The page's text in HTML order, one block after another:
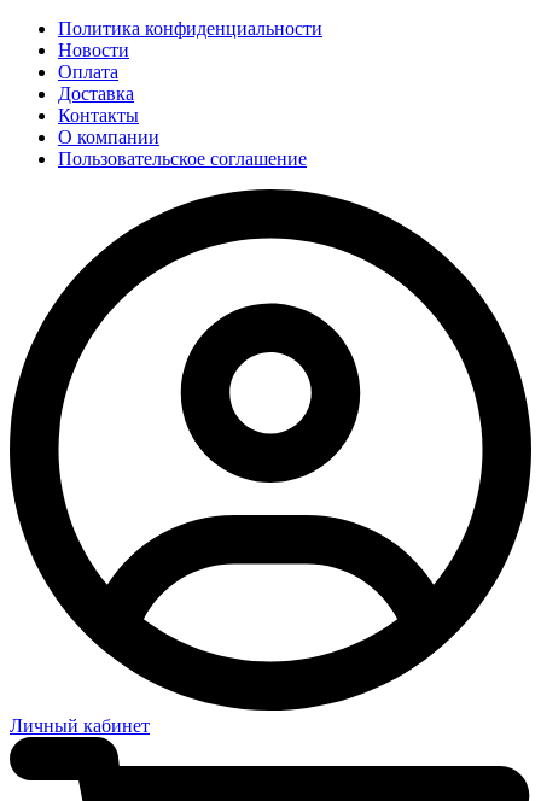
Политика конфиденциальности
Новости
Оплата
Доставка
Контакты
О компании
Пользовательское соглашение
Личный кабинет